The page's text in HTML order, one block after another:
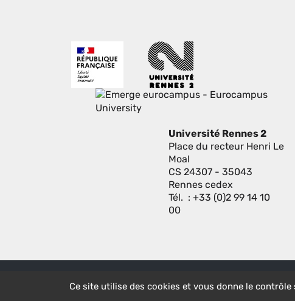
Ce site utilise des cookies et vous donne le
Université Rennes 2
Place du recteur Henri Le
Moal
CS 24307 - 35043
Rennes cedex
Tél. : +33 (0)2 99 14 10
00
CONTACT PLAN DU SITE